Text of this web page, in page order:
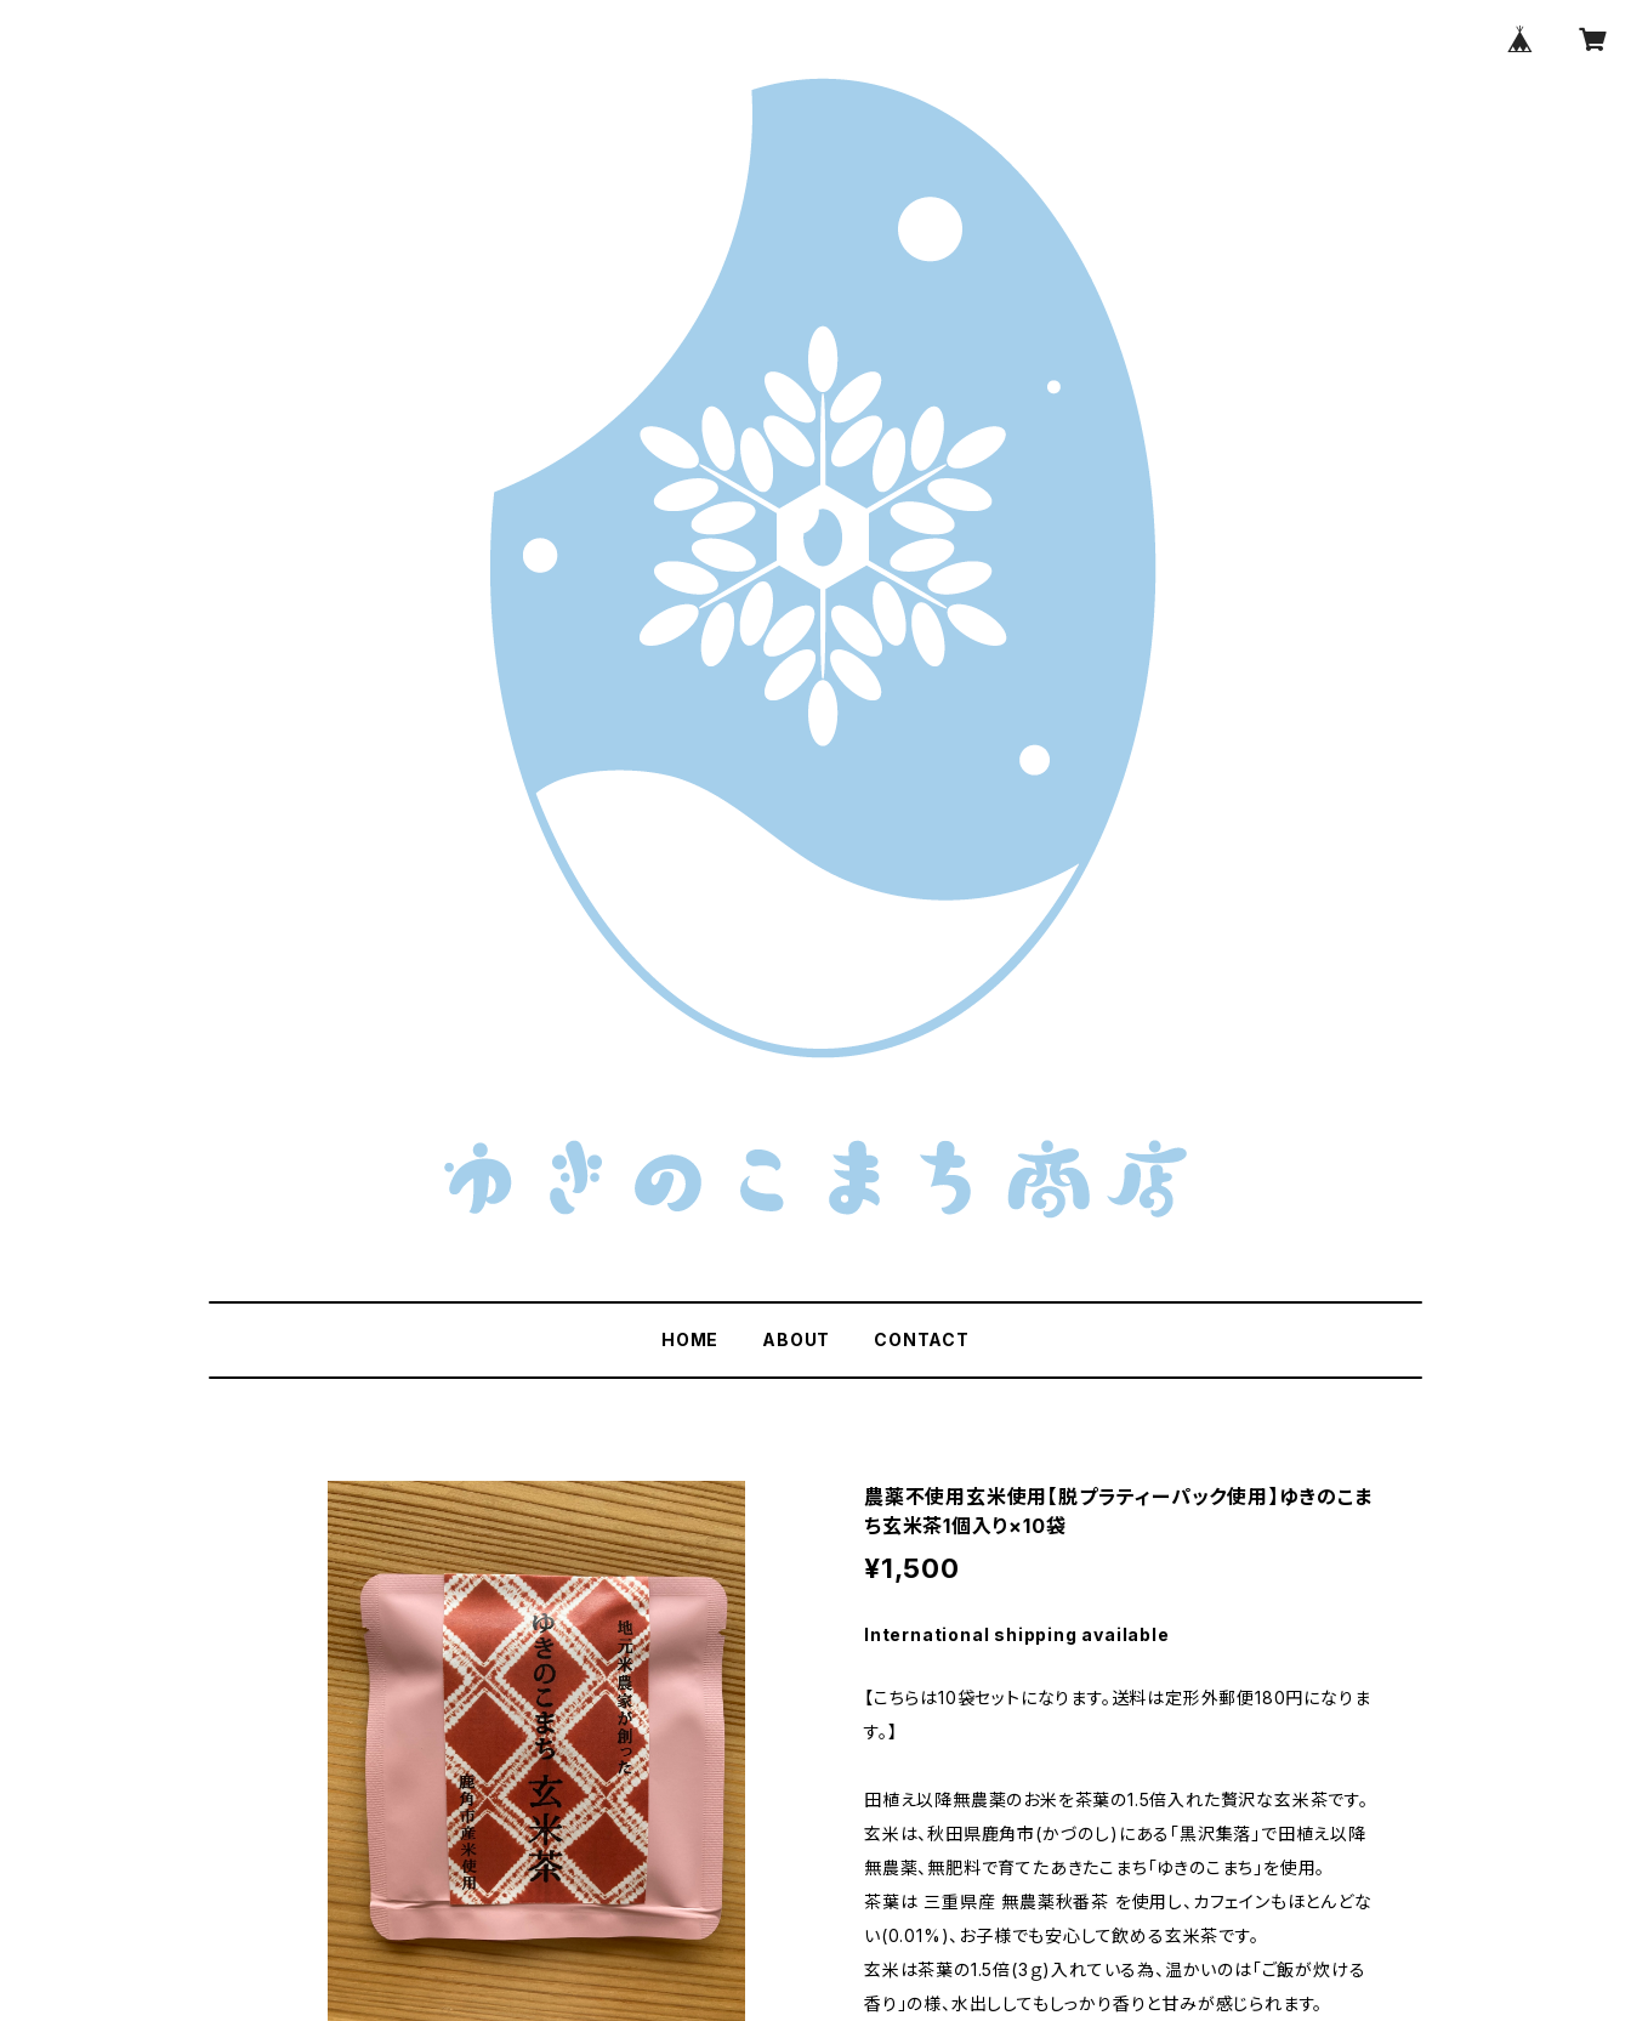
HOME ABOUT CONTACT
農薬不使用玄米使用【脱プラティーパック使用】ゆきのこま
ち玄米茶1個入り×10袋
¥1,500
International shipping available
【こちらは10袋セットになります。送料は定形外郵便180円になりま
す。】
田植え以降無農薬のお米を茶葉の1.5倍入れた贅沢な玄米茶です。
玄米は、秋田県鹿角市(かづのし)にある「黒沢集落」で田植え以降
無農薬、無肥料で育てたあきたこまち「ゆきのこまち」を使用。
茶葉は 三重県産 無農薬秋番茶 を使用し、カフェインもほとんどな
い(0.01%)、お子様でも安心して飲める玄米茶です。
玄米は茶葉の1.5倍(3ｇ)入れている為、温かいのは「ご飯が炊ける
香り」の様、水出ししてもしっかり香りと甘みが感じられます。